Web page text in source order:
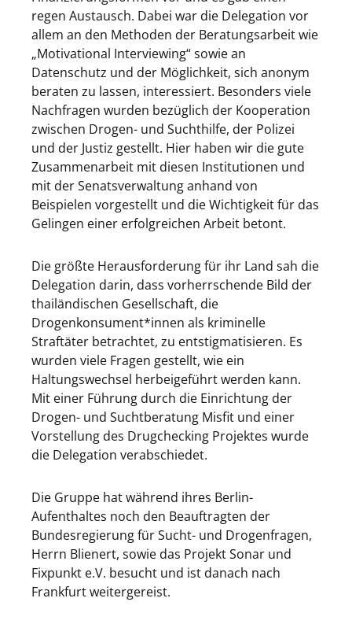
regen Austausch. Dabei war die Delegation vor
allem an den Methoden der Beratungsarbeit wie
„Motivational Interviewing“ sowie an
Datenschutz und der Möglichkeit, sich anonym
beraten zu lassen, interessiert. Besonders viele
Nachfragen wurden bezüglich der Kooperation
zwischen Drogen- und Suchthilfe, der Polizei
und der Justiz gestellt. Hier haben wir die gute
Zusammenarbeit mit diesen Institutionen und
mit der Senatsverwaltung anhand von
Beispielen vorgestellt und die Wichtigkeit für das
Gelingen einer erfolgreichen Arbeit betont.
Die größte Herausforderung für ihr Land sah die
Delegation darin, dass vorherrschende Bild der
thailändischen Gesellschaft, die
Drogenkonsument*innen als kriminelle
Straftäter betrachtet, zu entstigmatisieren. Es
wurden viele Fragen gestellt, wie ein
Haltungswechsel herbeigeführt werden kann.
Mit einer Führung durch die Einrichtung der
Drogen- und Suchtberatung Misfit und einer
Vorstellung des Drugchecking Projektes wurde
die Delegation verabschiedet.
Die Gruppe hat während ihres Berlin-
Aufenthaltes noch den Beauftragten der
Bundesregierung für Sucht- und Drogenfragen,
Herrn Blienert, sowie das Projekt Sonar und
Fixpunkt e.V. besucht und ist danach nach
Frankfurt weitergereist.